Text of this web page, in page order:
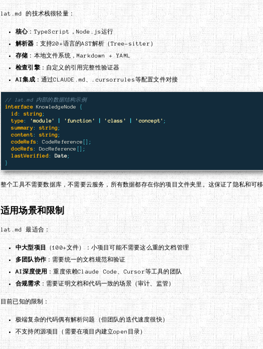
lat.md 的技术栈很轻量：
核心：TypeScript，Node.js运行
解析器：支持20+语言的AST解析（Tree-sitter）
存储：本地文件系统，Markdown + YAML
检查引擎：自定义的引用完整性验证器
AI集成：通过CLAUDE.md、.cursorrules等配置文件对接
// lat.md 内部的数据结构示例
interface
KnowledgeNode
{
id : string;
type: 'module' ' function ' ' class ' ' concept' ;
summary: string;
content: string;
codeRefs: CodeReference [];
docRefs: DocReference
[];
lastVerified : Date;
}
整个工具不需要数据库，不需要云服务，所有数据都存在你的项目文件夹里。这保证了隐私和可
适用场景和限制
lat.md 最适合：
中大型项目 （100+文件）：小项目可能不需要这么重的文档管理
多团队协作：需要统一的文档规范和验证
AI深度使用 ：重度依赖Claude Code、Cursor等工具的团队
合规需求：需要证明文档和代码一致的场景（审计、监管）
目前已知的限制：
极端复杂的代码偶有解析问题（但团队的迭代速度很快）
不支持闭源项目（需要在项目内建立open目录）